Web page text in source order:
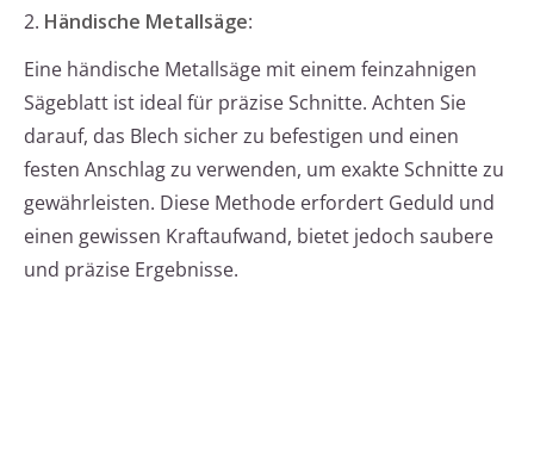
2. Händische Metallsäge:
Eine händische Metallsäge mit einem feinzahnigen
Sägeblatt ist ideal für präzise Schnitte. Achten Sie
darauf, das Blech sicher zu befestigen und einen
festen Anschlag zu verwenden, um exakte Schnitte zu
gewährleisten. Diese Methode erfordert Geduld und
einen gewissen Kraftaufwand, bietet jedoch saubere
und präzise Ergebnisse.